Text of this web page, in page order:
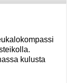
kulusta